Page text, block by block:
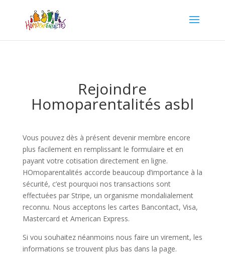
Rejoindre
Homoparentalités asbl
Vous pouvez dès à présent devenir membre encore
plus facilement en remplissant le formulaire et en
payant votre cotisation directement en ligne.
HOmoparentalités accorde beaucoup d’importance à la
sécurité, c’est pourquoi nos transactions sont
effectuées par Stripe, un organisme mondalialement
reconnu. Nous acceptons les cartes Bancontact, Visa,
Mastercard et American Express.
Si vou souhaitez néanmoins nous faire un virement, les
informations se trouvent plus bas dans la page.